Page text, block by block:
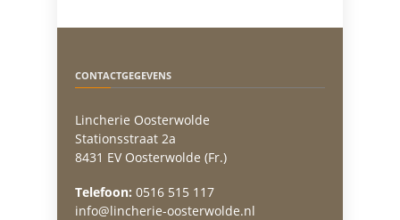
CONTACTGEGEVENS
Lincherie Oosterwolde
Stationsstraat 2a
8431 EV Oosterwolde (Fr.)
Telefoon: 0516 515 117
info@lincherie-oosterwolde.nl